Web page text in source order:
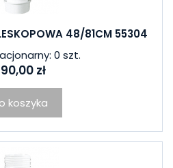
48/81CM 55304
0 szt.
zł
koszyka